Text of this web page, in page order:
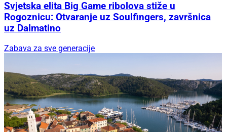
Svjetska elita Big Game ribolova stiže u
Rogoznicu: Otvaranje uz Soulfingers, završnica
uz Dalmatino
Zabava za sve generacije